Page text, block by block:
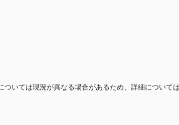
いては現況が異なる場合があるため、詳細について